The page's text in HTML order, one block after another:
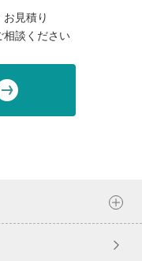
見積り
相談ください